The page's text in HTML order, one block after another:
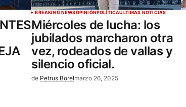
BREAKING NEWSOPINIÓNPOLÍTICAÚLTIMAS NOTICIAS
Miércoles de lucha: los
jubilados marcharon otra
vez, rodeados de vallas y
silencio oficial.
de Petrus Borelmarzo 26, 2025